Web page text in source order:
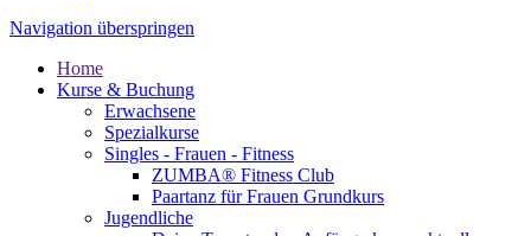
Navigation überspringen
Home
Kurse & Buchung
Erwachsene
Spezialkurse
Singles - Frauen - Fitness
ZUMBA® Fitness Club
Paartanz für Frauen Grundkurs
Jugendliche